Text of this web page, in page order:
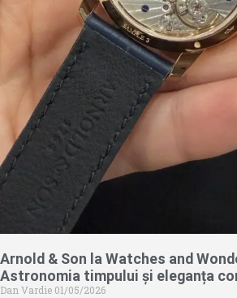
Arnold & Son la Watches and
Astronomia timpului și eleganța
Dan Vardie 01/05/2026